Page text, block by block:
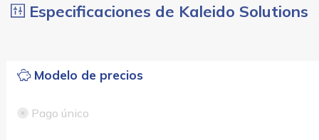
Especificaciones de Kaleido Solutions
Modelo de precios
Pago único